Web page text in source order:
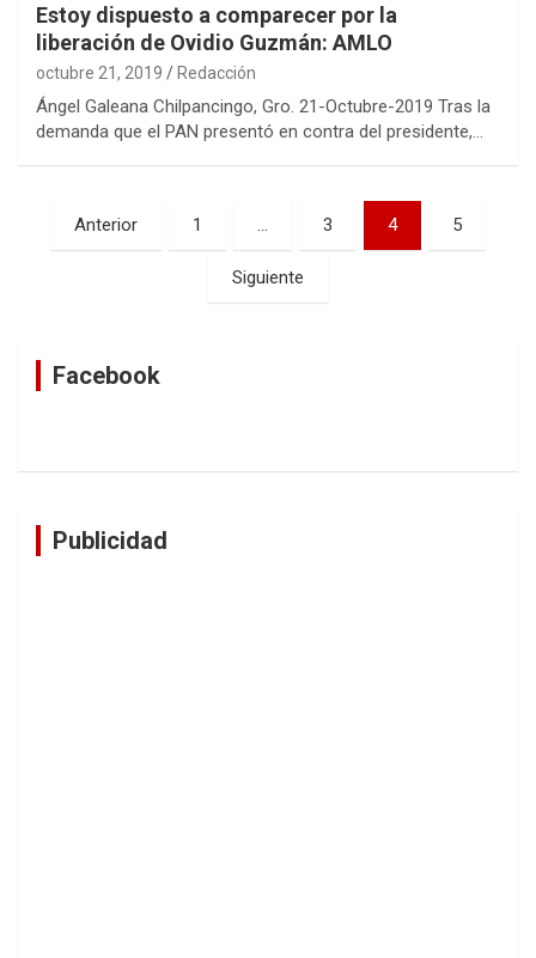
Estoy dispuesto a comparecer por la
liberación de Ovidio Guzmán: AMLO
octubre 21, 2019 Redacción
Ángel Galeana Chilpancingo, Gro. 21-Octubre-2019 Tras la
demanda que el PAN presentó en contra del presidente,…
Navegación
de
Anterior 1 … 3 4 5
Siguiente
Facebook
Publicidad